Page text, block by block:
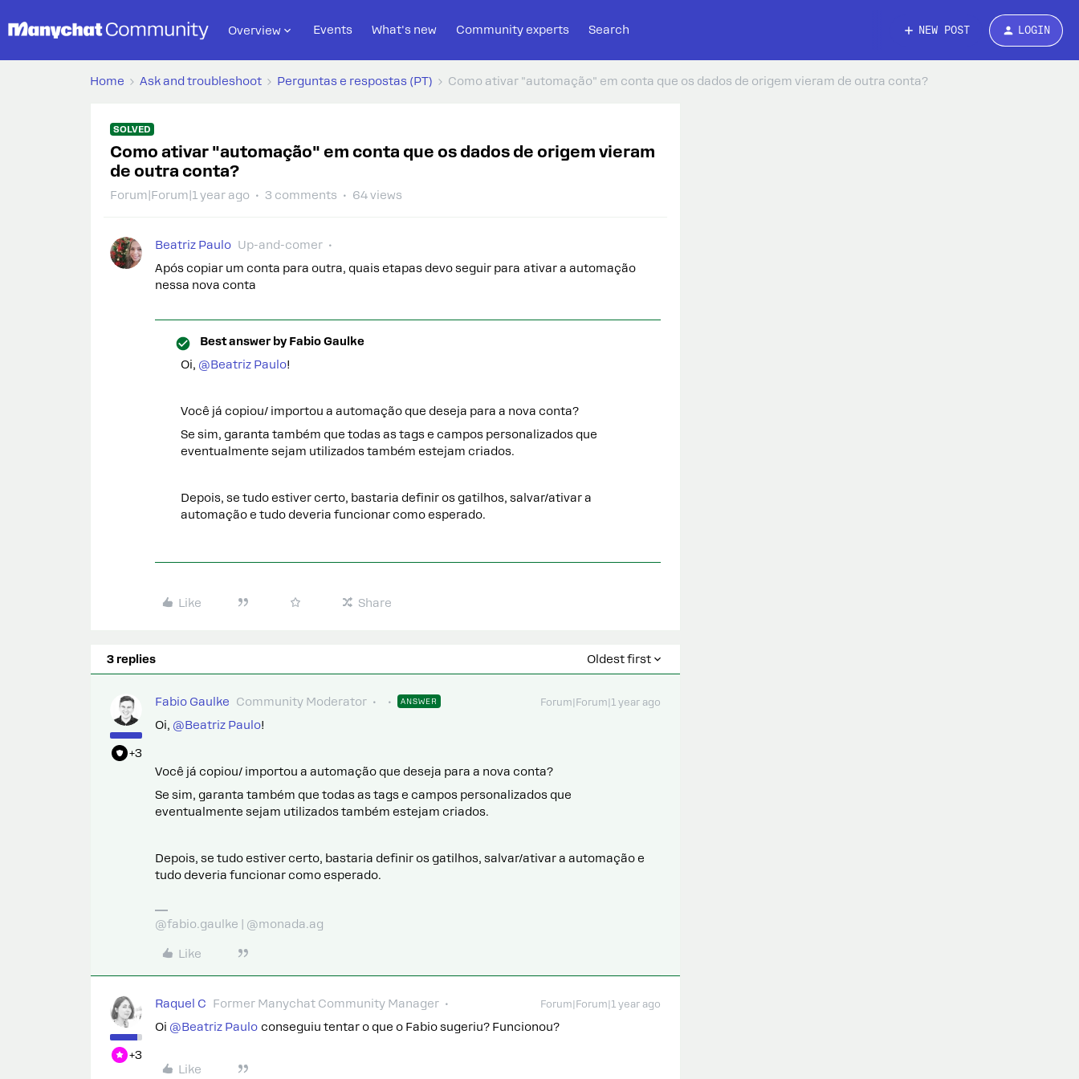
Overview Events What's new Community experts Search NEW POST LOGIN
Home Ask and troubleshoot Perguntas e respostas (PT) Como ativar "automação" em conta que os dados de origem vieram de outra conta?
SOLVED
Como ativar "automação" em conta que os dados de origem vieram
de outra conta?
Forum|Forum|1 year ago 3 comments 64 views
Beatriz Paulo Up-and-comer
Após copiar um conta para outra, quais etapas devo seguir para ativar a automação
nessa nova conta
Best answer by Fabio Gaulke
Oi, ​ @Beatriz Paulo!
Você já copiou/ importou a automação que deseja para a nova conta?
Se sim, garanta também que todas as tags e campos personalizados que
eventualmente sejam utilizados também estejam criados.
Depois, se tudo estiver certo, bastaria definir os gatilhos, salvar/ativar a
automação e tudo deveria funcionar como esperado.
Like Share
3 replies Oldest first
+3
Fabio Gaulke Community Moderator ANSWER Forum|Forum|1 year ago
Oi, ​ @Beatriz Paulo!
Você já copiou/ importou a automação que deseja para a nova conta?
Se sim, garanta também que todas as tags e campos personalizados que
eventualmente sejam utilizados também estejam criados.
Depois, se tudo estiver certo, bastaria definir os gatilhos, salvar/ativar a automação e
tudo deveria funcionar como esperado.
@fabio.gaulke | @monada.ag
Like
+3
Raquel C Former Manychat Community Manager Forum|Forum|1 year ago
Oi ​ @Beatriz Paulo conseguiu tentar o que o Fabio sugeriu? Funcionou?
Like